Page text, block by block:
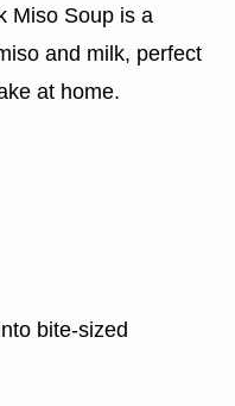
Miso Soup is a
and milk, perfect
at home.
bite-sized